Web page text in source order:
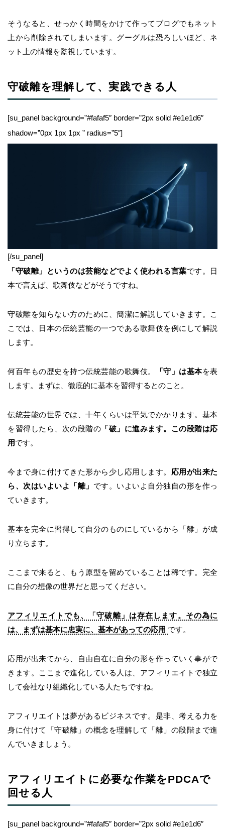
そうなると、せっかく時間をかけて作ってブログでもネット
上から削除されてしまいます。グーグルは恐ろしいほど、ネ
ット上の情報を監視しています。
守破離を理解して、実践できる人
[su_panel background=”#fafaf5″ border=”2px solid #e1e1d6″
shadow=”0px 1px 1px ” radius=”5″]
[/su_panel]
「守破離」というのは芸能などでよく使われる言葉です。日
本で言えば、歌舞伎などがそうですね。
守破離を知らない方のために、簡潔に解説していきます。こ
こでは、日本の伝統芸能の一つである歌舞伎を例にして解説
します。
何百年もの歴史を持つ伝統芸能の歌舞伎。 「守」は基本を表
します。まずは、徹底的に基本を習得するとのこと。
伝統芸能の世界では、十年くらいは平気でかかります。基本
を習得したら、次の段階の 「破」に進みます。この段階は応
用です。
今まで身に付けてきた形から少し応用します。 応用が出来た
ら、次はいよいよ「離」 です。いよいよ自分独自の形を作っ
ていきます。
基本を完全に習得して自分のものにしているから「離」が成
り立ちます。
ここまで来ると、もう原型を留めていることは稀です。完全
に自分の想像の世界だと思ってください。
アフィリエイトでも、「守破離」は存在します。その為に
は、まずは基本に忠実に、基本があっての応用 です。
応用が出来てから、自由自在に自分の形を作っていく事がで
きます。ここまで進化している人は、アフィリエイトで独立
して会社なり組織化している人たちですね。
アフィリエイトは夢があるビジネスです。是非、考える力を
身に付けて「守破離」の概念を理解して「離」の段階まで進
んでいきましょう。
アフィリエイトに必要な作業をPDCAで
回せる人
[su_panel background=”#fafaf5″ border=”2px solid #e1e1d6″